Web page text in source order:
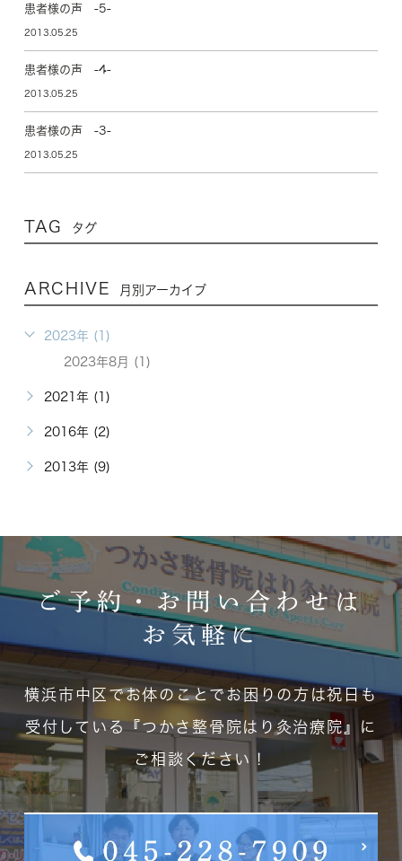
患者様の声 -5-
2013.05.25
患者様の声 -4-
2013.05.25
患者様の声 -3-
2013.05.25
TAG タグ
ARCHIVE 月別アーカイブ
2023年 (1)
2023年8月 (1)
2021年 (1)
2016年 (2)
2013年 (9)
ご予約・お問い合わせは
お気軽に
横浜市中区でお体のことでお困りの方は祝日も
受付している 『つかさ整骨院はり灸治療院』に
ご相談ください！